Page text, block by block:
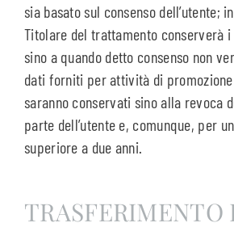
sia basato sul consenso dell’utente;
Titolare del trattamento conserverà
sino a quando detto consenso non
dati forniti per attività di
saranno conservati sino alla revoca
parte dell’utente e, comunque, per
superiore a due anni.
TRASFERIMENTO